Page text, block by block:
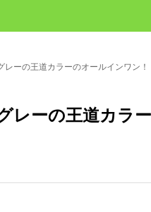
ーの王道カラーのオールインワン！
ーの王道カラ